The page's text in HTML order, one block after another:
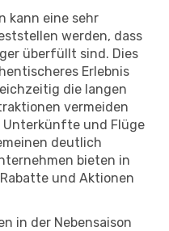
kann eine sehr
werden, dass
überfüllt sind. Dies
Erlebnis
die langen
vermeiden
Unterkünfte und Flüge
deutlich
bieten in
und Aktionen
in der Nebensaison